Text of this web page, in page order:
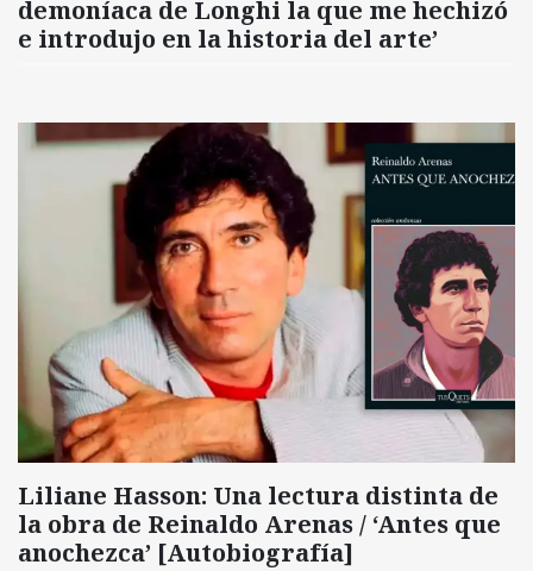
demoníaca de Longhi la que me hechizó
e introdujo en la historia del arte’
Liliane Hasson: Una lectura distinta de
la obra de Reinaldo Arenas / ‘Antes que
anochezca’ [Autobiografía]